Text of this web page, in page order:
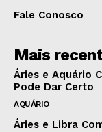
Fale Conosco
Mais
Áries e Aquário
Pode Dar Certo
AQUÁRIO
Áries e Libra